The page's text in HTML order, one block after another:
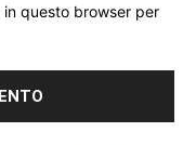
in questo browser per